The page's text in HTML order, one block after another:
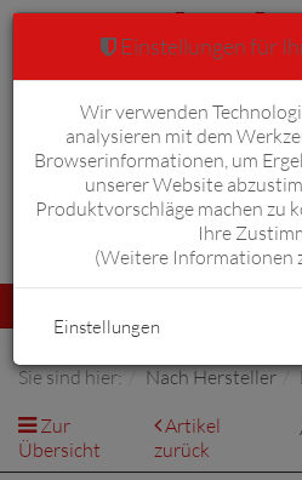
Anmelden
umschalten
Sie sind hier: Nach Hersteller
Zur
Übersicht
Artikel
zurück
Einstellungen für
Wir verwenden
analysieren mit dem
Browserinformationen, um
unserer Website
Produktvorschläge machen zu
Ihre
(Weitere Informationen
Einstellungen